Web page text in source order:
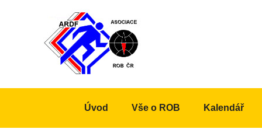
Úvod Vše o ROB Kalendář